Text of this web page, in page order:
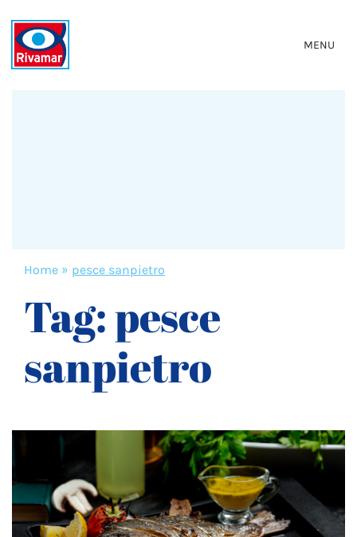
MENU
Home » pesce sanpietro
Tag:pesce
sanpietro